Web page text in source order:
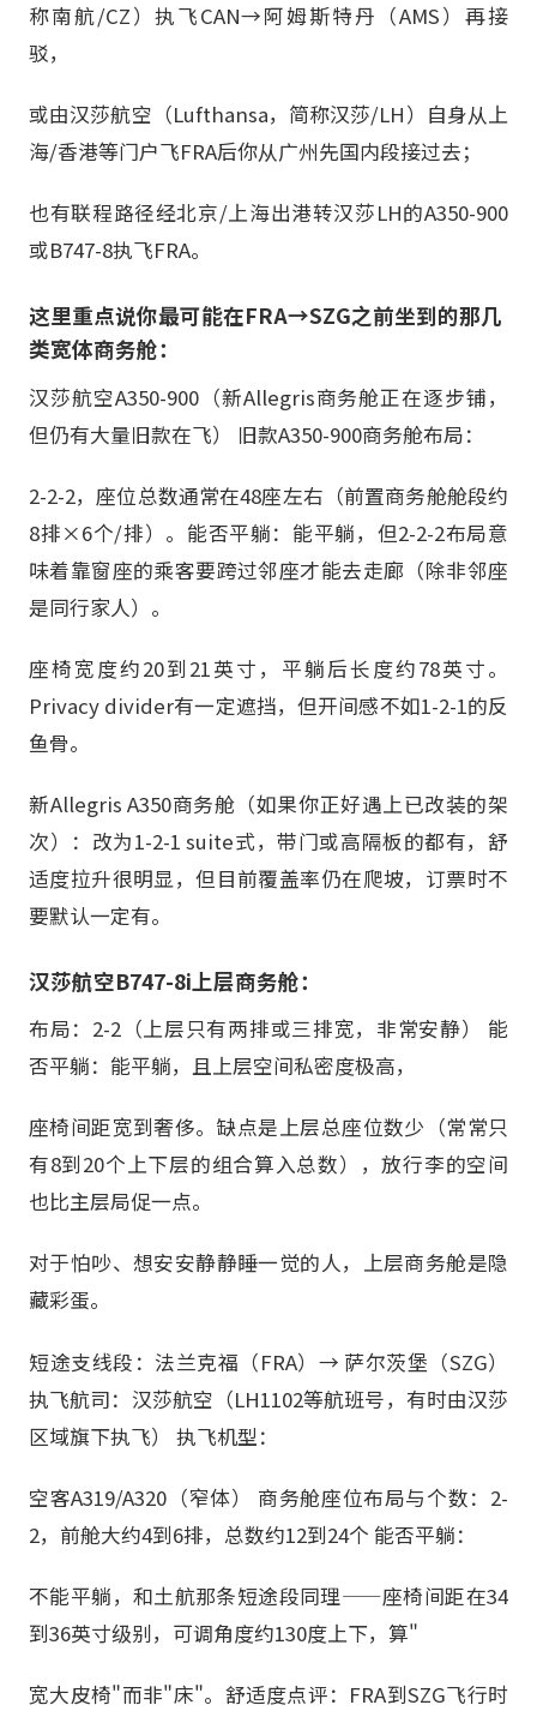
称南航/CZ）执飞CAN→阿姆斯特丹（AMS）再接
驳，
或由汉莎航空（Lufthansa，简称汉莎/LH）自身从上
海/香港等门户飞FRA后你从广州先国内段接过去；
也有联程路径经北京/上海出港转汉莎LH的A350-900
或B747-8执飞FRA。
这里重点说你最可能在FRA→SZG之前坐到的那几
类宽体商务舱：
汉莎航空A350-900（新Allegris商务舱正在逐步铺，
但仍有大量旧款在飞） 旧款A350-900商务舱布局：
2-2-2，座位总数通常在48座左右（前置商务舱舱段约
8排×6个/排）。能否平躺：能平躺，但2-2-2布局意
味着靠窗座的乘客要跨过邻座才能去走廊（除非邻座
是同行家人）。
座椅宽度约20到21英寸，平躺后长度约78英寸。
Privacy divider有一定遮挡，但开间感不如1-2-1的反
鱼骨。
新Allegris A350商务舱（如果你正好遇上已改装的架
次）：改为1-2-1 suite式，带门或高隔板的都有，舒
适度拉升很明显，但目前覆盖率仍在爬坡，订票时不
要默认一定有。
汉莎航空B747-8i上层商务舱：
布局：2-2（上层只有两排或三排宽，非常安静） 能
否平躺：能平躺，且上层空间私密度极高，
座椅间距宽到奢侈。缺点是上层总座位数少（常常只
有8到20个上下层的组合算入总数），放行李的空间
也比主层局促一点。
对于怕吵、想安安静静睡一觉的人，上层商务舱是隐
藏彩蛋。
短途支线段：法兰克福（FRA）→ 萨尔茨堡（SZG）
执飞航司：汉莎航空（LH1102等航班号，有时由汉莎
区域旗下执飞） 执飞机型：
空客A319/A320（窄体） 商务舱座位布局与个数：2-
2，前舱大约4到6排，总数约12到24个 能否平躺：
不能平躺，和土航那条短途段同理——座椅间距在34
到36英寸级别，可调角度约130度上下，算"
宽大皮椅"而非"床"。舒适度点评：FRA到SZG飞行时